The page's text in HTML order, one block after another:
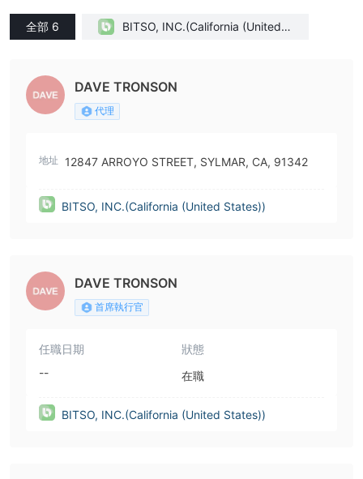
全部 6
BITSO, INC.(California (United S
DAVE TRONSON
代理
地址 12847 ARROYO STREET, SYLMAR, CA, 91342
BITSO, INC.(California (United States))
DAVE TRONSON
首席執行官
任職日期
--
狀態
在職
BITSO, INC.(California (United States))